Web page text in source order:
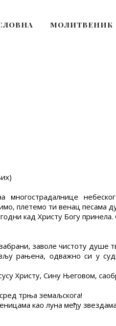
МОЛИТВЕНИК
многострадалнице
плетемо ти венац песама
кад Христу Богу
заволе чистоту душе
рањена, одважно си у
Христу, Сину Његовом,
трња земаљскога!
као луна међу